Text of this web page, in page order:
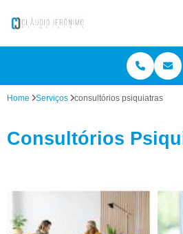
Home Serviços consultórios psiquiatras
Consultórios